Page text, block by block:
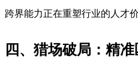
跨界能力正在重塑行业的人才
四、猎场破局：精